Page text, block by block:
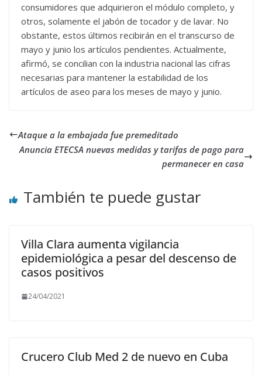
consumidores que adquirieron el módulo completo, y
otros, solamente el jabón de tocador y de lavar. No
obstante, estos últimos recibirán en el transcurso de
mayo y junio los artículos pendientes. Actualmente,
afirmó, se concilian con la industria nacional las cifras
necesarias para mantener la estabilidad de los
artículos de aseo para los meses de mayo y junio.
Ataque a la embajada fue premeditado
Anuncia ETECSA nuevas medidas y tarifas de pago para
permanecer en casa
También te puede gustar
Villa Clara aumenta vigilancia
epidemiológica a pesar del descenso de
casos positivos
24/04/2021
Crucero Club Med 2 de nuevo en Cuba